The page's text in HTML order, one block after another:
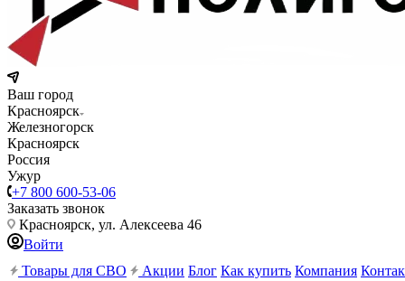
Ваш город
Красноярск
Железногорск
Красноярск
Россия
Ужур
+7 800 600-53-06
Заказать звонок
Красноярск, ул. Алексеева 46
Войти
Товары для СВО
Акции Блог Как купить Компания